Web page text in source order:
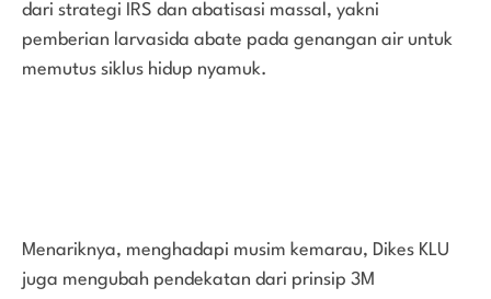
dari strategi IRS dan abatisasi massal, yakni
pemberian larvasida abate pada genangan air untuk
memutus siklus hidup nyamuk.
Menariknya, menghadapi musim kemarau, Dikes KLU
juga mengubah pendekatan dari prinsip 3M